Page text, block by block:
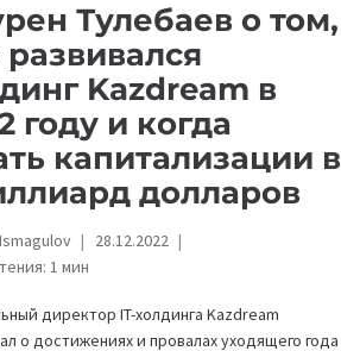
Тулебаев о том,
развивался
Kazdream в
году и когда
капитализации в
долларов
28.12.2022
1 мин
директор IT-холдинга Kazdream
о достижениях и провалах уходящего года